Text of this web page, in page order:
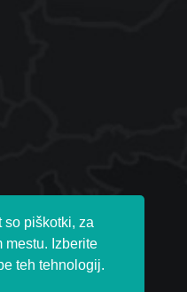
so piškotki, za
mestu. Izberite
teh tehnologij.
Tn. 3012915 Tallinn